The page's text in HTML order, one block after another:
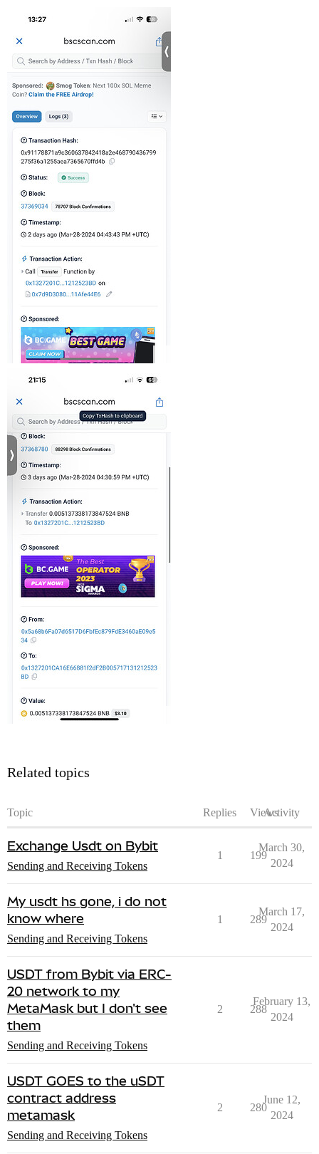
Related topics
Topic Replies ViewsActivity
Exchange Usdt on Bybit
Sending and Receiving Tokens
1 199
March 30,
2024
My usdt hs gone, i do not
know where
Sending and Receiving Tokens
1 289
March 17,
2024
USDT from Bybit via ERC-
20 network to my
MetaMask but I don't see
them
Sending and Receiving Tokens
2 288
February 13,
2024
USDT GOES to the uSDT
contract address
metamask
Sending and Receiving Tokens
2 280
June 12,
2024